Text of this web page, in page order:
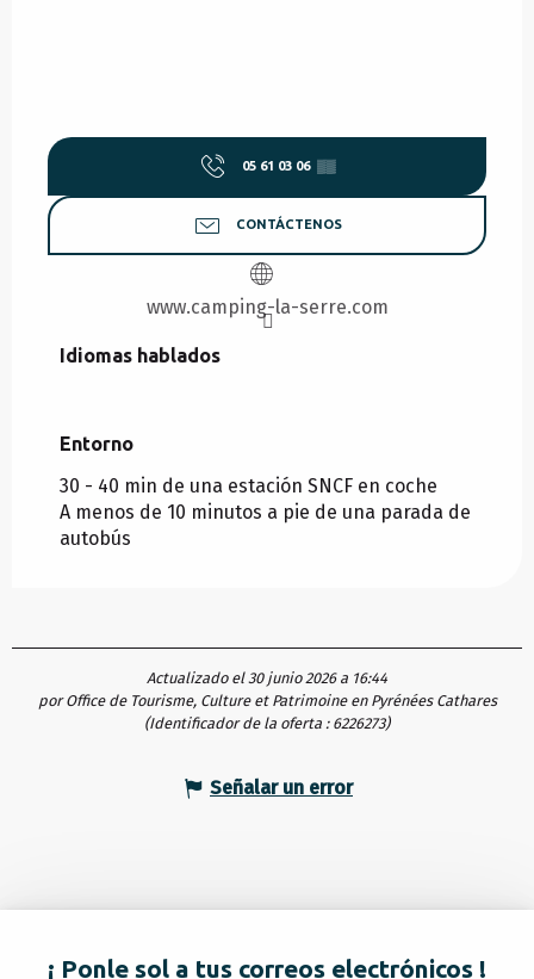
05 61 03 06 ▒▒
CONTÁCTENOS
www.camping-la-serre.com
Idiomas hablados
Idiomas hablados
Entorno
Entorno
30 - 40 min de una estación SNCF en coche
A menos de 10 minutos a pie de una parada de
autobús
Actualizado el 30 junio 2026 a 16:44
por Office de Tourisme, Culture et Patrimoine en Pyrénées Cathares
(Identificador de la oferta : 6226273)
Señalar un error
¡ Ponle sol a tus correos electrónicos !